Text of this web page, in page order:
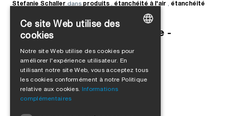
Stefanie Schaller dans produits , étanchéité à l'air , étanchéité
Rénovation de fenêtres en vue -
Conseils de l'expert
ENGLISH
FRENCH
Ce site Web utilise des
cookies
Notre site Web utilise des cookies pour
améliorer l'expérience utilisateur. En
utilisant notre site Web, vous acceptez tous
les cookies conformément à notre Politique
relative aux cookies. Informations
complémentaires